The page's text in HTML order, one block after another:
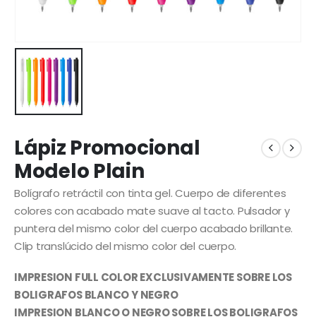
Lápiz Promocional
Modelo Plain
Bolígrafo retráctil con tinta gel. Cuerpo de diferentes
colores con acabado mate suave al tacto. Pulsador y
puntera del mismo color del cuerpo acabado brillante.
Clip translúcido del mismo color del cuerpo.
IMPRESION FULL COLOR EXCLUSIVAMENTE SOBRE LOS
BOLIGRAFOS BLANCO Y NEGRO
IMPRESION BLANCO O NEGRO SOBRE LOS BOLIGRAFOS